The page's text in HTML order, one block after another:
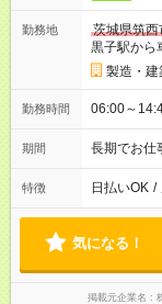
勤務地
茨城県筑西
黒子駅から
製造・建
勤務時間 06:00～
期間 長期でお仕
特徴 日払いOK /
気になる！
掲載元企業名